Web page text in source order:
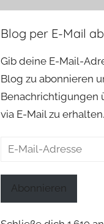
Blog per E-Mail
Gib deine E-Mail-
Blog zu abonnieren
Benachrichtigungen
via E-Mail zu erhalten.
E-
Abonnieren